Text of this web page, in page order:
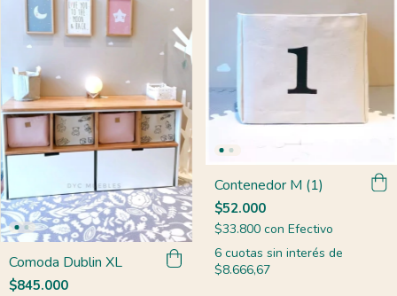
Comoda Dublin XL
$845.000
Contenedor M (1)
$52.000
$33.800 con Efectivo
6 cuotas sin interés de
$8.666,67